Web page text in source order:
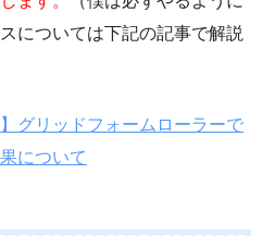
については下記の記事で解説
グリッドフォームローラーで
について